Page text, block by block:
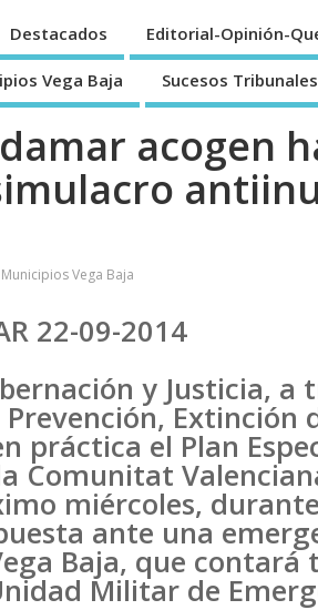
Destacados Editorial-Opinión-
Vega Baja Sucesos Tribunales
acogen
Municipios Vega Baja
22-09-2014
y Justicia, a
Extinción
práctica el Plan
Comunitat
miércoles,
ante una
Baja, que contará
Militar de